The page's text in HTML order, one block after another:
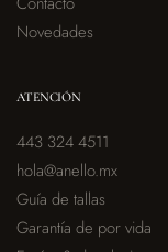
Novedades
ATENCIÓN
443 324 4511
hola@anello.mx
Guía de tallas
Garantía de por vida